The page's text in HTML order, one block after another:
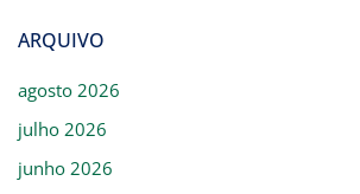
ARQUIVO
agosto 2026
julho 2026
junho 2026